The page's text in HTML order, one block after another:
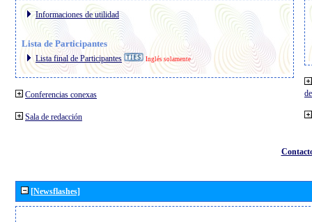
Informaciones de utilidad
Lista de Participantes
Lista final de Participantes Inglés solamente
Conferencias conexas
Sala de redacción
[Newsflashes]